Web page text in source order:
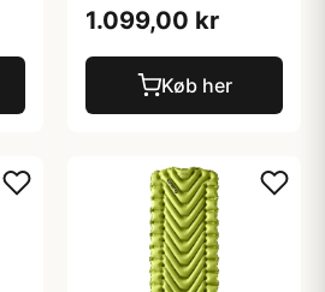
1.099,00 kr
Køb her